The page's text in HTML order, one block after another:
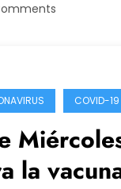
COVID-19
la